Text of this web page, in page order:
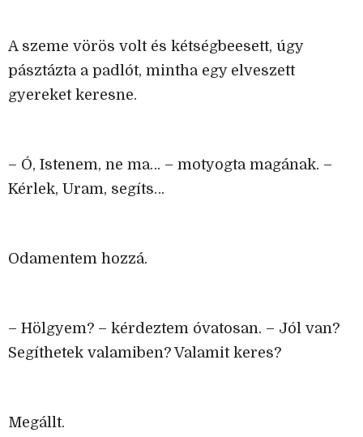
A szeme vörös volt és kétségbeesett, úgy
pásztázta a padlót, mintha egy elveszett
gyereket keresne.
– Ó, Istenem, ne ma… – motyogta magának. –
Kérlek, Uram, segíts…
Odamentem hozzá.
– Hölgyem? – kérdeztem óvatosan. – Jól van?
Segíthetek valamiben? Valamit keres?
Megállt.